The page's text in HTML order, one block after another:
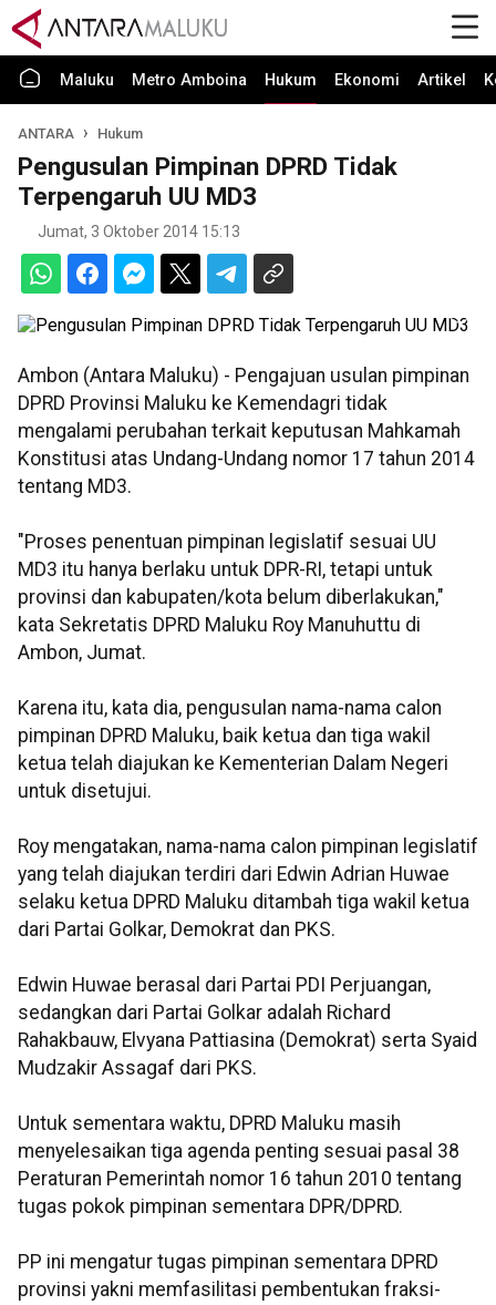
Maluku Metro Amboina Hukum Ekonomi Artikel
ANTARA Hukum
Pengusulan Pimpinan DPRD Tidak
Terpengaruh UU MD3
Jumat, 3 Oktober 2014 15:13
Ambon (Antara Maluku) - Pengajuan usulan pimpinan
DPRD Provinsi Maluku ke Kemendagri tidak
mengalami perubahan terkait keputusan Mahkamah
Konstitusi atas Undang-Undang nomor 17 tahun 2014
tentang MD3.
"Proses penentuan pimpinan legislatif sesuai UU
MD3 itu hanya berlaku untuk DPR-RI, tetapi untuk
provinsi dan kabupaten/kota belum diberlakukan,"
kata Sekretatis DPRD Maluku Roy Manuhuttu di
Ambon, Jumat.
Karena itu, kata dia, pengusulan nama-nama calon
pimpinan DPRD Maluku, baik ketua dan tiga wakil
ketua telah diajukan ke Kementerian Dalam Negeri
untuk disetujui.
Roy mengatakan, nama-nama calon pimpinan legislatif
yang telah diajukan terdiri dari Edwin Adrian Huwae
selaku ketua DPRD Maluku ditambah tiga wakil ketua
dari Partai Golkar, Demokrat dan PKS.
Edwin Huwae berasal dari Partai PDI Perjuangan,
sedangkan dari Partai Golkar adalah Richard
Rahakbauw, Elvyana Pattiasina (Demokrat) serta Syaid
Mudzakir Assagaf dari PKS.
Untuk sementara waktu, DPRD Maluku masih
menyelesaikan tiga agenda penting sesuai pasal 38
Peraturan Pemerintah nomor 16 tahun 2010 tentang
tugas pokok pimpinan sementara DPR/DPRD.
PP ini mengatur tugas pimpinan sementara DPRD
provinsi yakni memfasilitasi pembentukan fraksi-